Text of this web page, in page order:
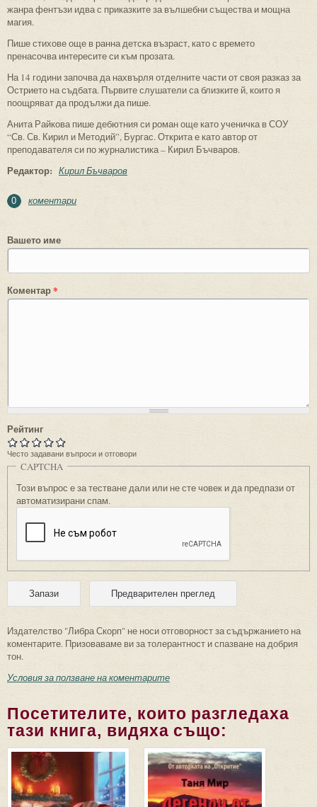
жанра фентъзи идва с приказките за вълшебни същества и мощна
магия.
Пише стихове още в ранна детска възраст, като с времето
пренасочва интересите си към прозата.
На 14 години започва да нахвърля отделните части от своя разказ за
Острието на съдбата. Първите слушатели са близките й, които я
поощряват да продължи да пише.
Анита Райкова пише дебютния си роман още като ученичка в СОУ
“Св. Св. Кирил и Методий”, Бургас. Открита е като автор от
преподавателя си по журналистика – Кирил Бъчваров.
Редактор: Кирил Бъчваров
0 коментари
Вашето име
Коментар*
Рейтинг
Често задавани въпроси и отговори
CAPTCHA
Този въпрос е за тестване дали или не сте човек и да предпази от
автоматизирани спам.
Издателство "Либра Скорп" не носи отговорност за съдържанието на
коментарите. Призоваваме ви за толерантност и спазване на добрия
тон.
Условия за ползване на коментарите
Посетителите, които разгледаха
тази книга, видяха също: